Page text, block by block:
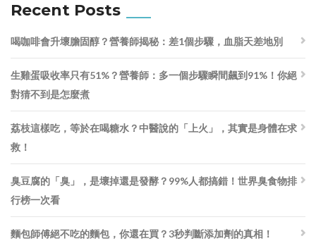
Recent Posts
喝咖啡會升壞膽固醇？營養師揭秘：差1個步驟，血脂天差地別
生雞蛋吸收率只有51%？營養師：多一個步驟瞬間飆到91%！你絕
對猜不到是怎麼煮
荔枝這樣吃，等於在喝糖水？中醫說的「上火」，其實是身體在求
救！
臭豆腐的「臭」，是壞掉還是發酵？99%人都搞錯！世界臭食物排
行榜一次看
麵包師傅絕不吃的麵包，你還在買？3秒判斷添加劑的真相！